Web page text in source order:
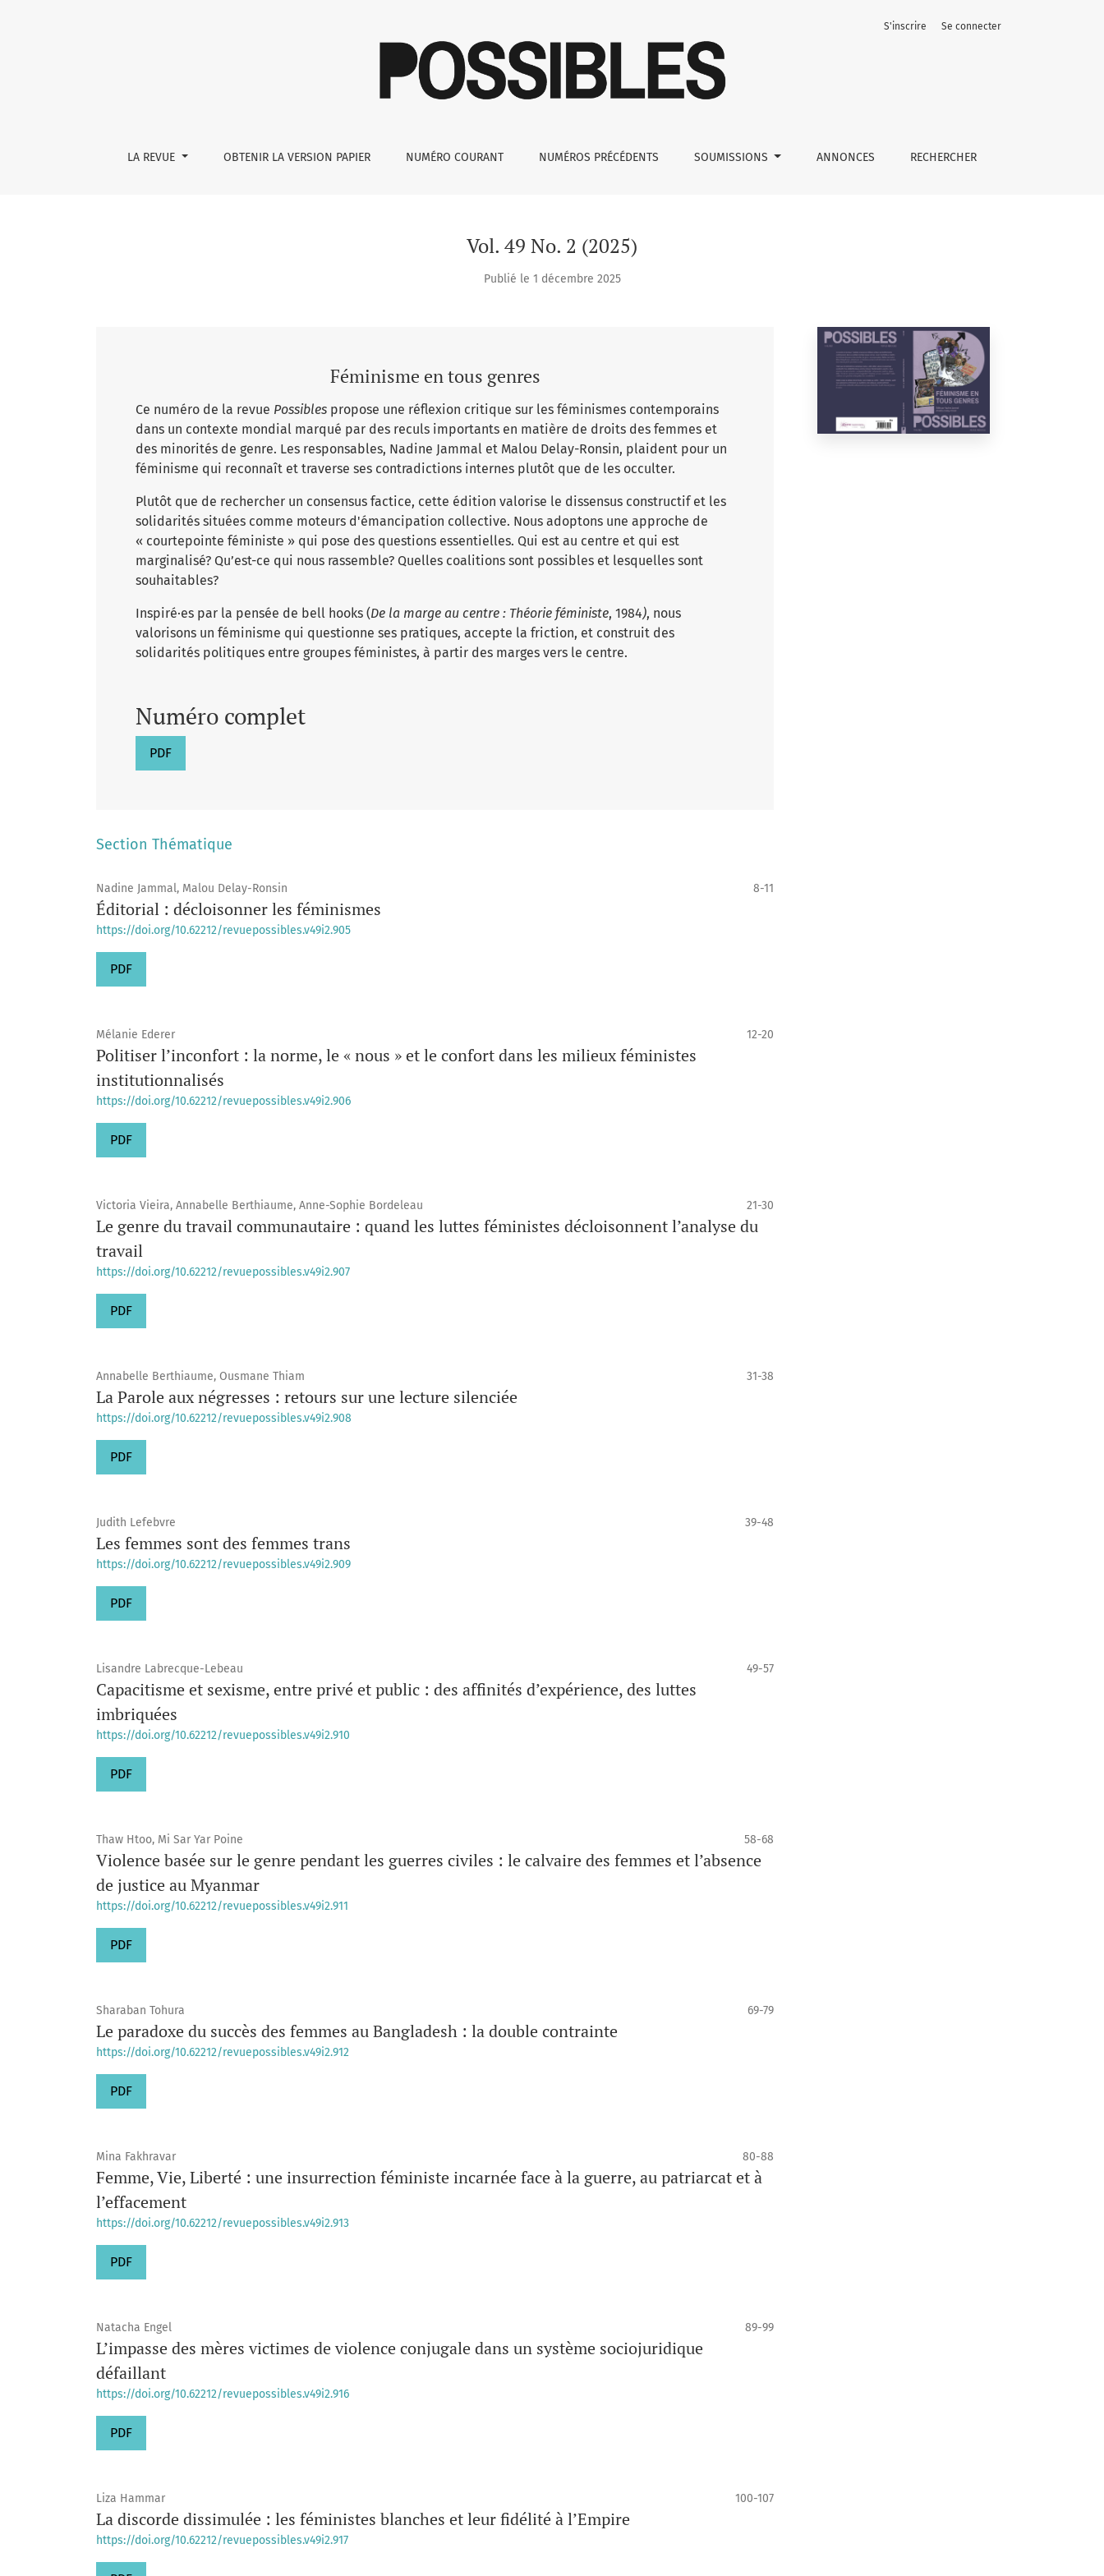
LA REVUE OBTENIR LA VERSION PAPIER NUMÉRO COURANT NUMÉROS PRÉCÉDENTS SOUMISSIONS ANNONCES RECHERCHER
S'inscrire Se connecter
Vol. 49 No. 2 (2025)
Publié le 1 décembre 2025
Féminisme en tous genres
Ce numéro de la revue Possibles propose une réflexion critique sur les féminismes contemporains
dans un contexte mondial marqué par des reculs importants en matière de droits des femmes et
des minorités de genre. Les responsables, Nadine Jammal et Malou Delay-Ronsin, plaident pour un
féminisme qui reconnaît et traverse ses contradictions internes plutôt que de les occulter.
Plutôt que de rechercher un consensus factice, cette édition valorise le dissensus constructif et les
solidarités situées comme moteurs d'émancipation collective. Nous adoptons une approche de
« courtepointe féministe » qui pose des questions essentielles. Qui est au centre et qui est
marginalisé? Qu’est-ce qui nous rassemble? Quelles coalitions sont possibles et lesquelles sont
souhaitables?
Inspiré·es par la pensée de bell hooks (De la marge au centre : Théorie féministe, 1984), nous
valorisons un féminisme qui questionne ses pratiques, accepte la friction, et construit des
solidarités politiques entre groupes féministes, à partir des marges vers le centre.
Numéro complet
PDF
Section Thématique
Nadine Jammal, Malou Delay-Ronsin 8-11
Éditorial : décloisonner les féminismes
https://doi.org/10.62212/revuepossibles.v49i2.905
PDF
Mélanie Ederer 12-20
Politiser l’inconfort : la norme, le « nous » et le confort dans les milieux féministes
institutionnalisés
https://doi.org/10.62212/revuepossibles.v49i2.906
PDF
Victoria Vieira, Annabelle Berthiaume, Anne-Sophie Bordeleau 21-30
Le genre du travail communautaire : quand les luttes féministes décloisonnent l’analyse du
travail
https://doi.org/10.62212/revuepossibles.v49i2.907
PDF
Annabelle Berthiaume, Ousmane Thiam 31-38
La Parole aux négresses : retours sur une lecture silenciée
https://doi.org/10.62212/revuepossibles.v49i2.908
PDF
Judith Lefebvre 39-48
Les femmes sont des femmes trans
https://doi.org/10.62212/revuepossibles.v49i2.909
PDF
Lisandre Labrecque-Lebeau 49-57
Capacitisme et sexisme, entre privé et public : des affinités d’expérience, des luttes
imbriquées
https://doi.org/10.62212/revuepossibles.v49i2.910
PDF
Thaw Htoo, Mi Sar Yar Poine 58-68
Violence basée sur le genre pendant les guerres civiles : le calvaire des femmes et l’absence
de justice au Myanmar
https://doi.org/10.62212/revuepossibles.v49i2.911
PDF
Sharaban Tohura 69-79
Le paradoxe du succès des femmes au Bangladesh : la double contrainte
https://doi.org/10.62212/revuepossibles.v49i2.912
PDF
Mina Fakhravar 80-88
Femme, Vie, Liberté : une insurrection féministe incarnée face à la guerre, au patriarcat et à
l’effacement
https://doi.org/10.62212/revuepossibles.v49i2.913
PDF
Natacha Engel 89-99
L’impasse des mères victimes de violence conjugale dans un système sociojuridique
défaillant
https://doi.org/10.62212/revuepossibles.v49i2.916
PDF
Liza Hammar 100-107
La discorde dissimulée : les féministes blanches et leur fidélité à l’Empire
https://doi.org/10.62212/revuepossibles.v49i2.917